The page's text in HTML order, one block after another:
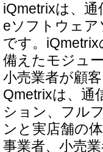
iQmetrixは、
eソフトウェ
です。
備えたモジュ
小売業者が顧
Qmetrixは、通
ション、フル
ンと実店舗の
事業者、小売